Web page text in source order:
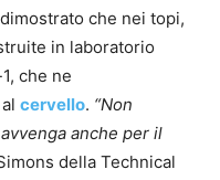
che nei topi,
in laboratorio
che ne
cervello. “Non
anche per il
della Technical